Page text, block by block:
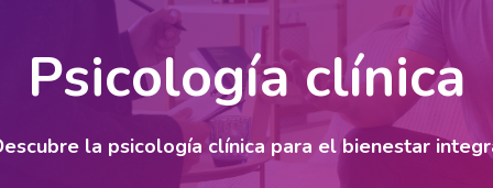
Psicología clínica
la psicología clínica para el bienestar